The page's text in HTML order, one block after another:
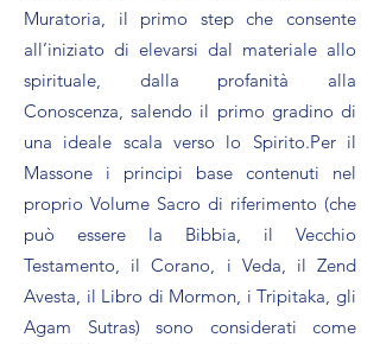
Muratoria, il primo step che consente
all’iniziato di elevarsi dal materiale allo
spirituale, dalla profanità alla
Conoscenza, salendo il primo gradino di
una ideale scala verso lo Spirito.Per il
Massone i principi base contenuti nel
proprio Volume Sacro di riferimento (che
può essere la Bibbia, il Vecchio
Testamento, il Corano, i Veda, il Zend
Avesta, il Libro di Mormon, i Tripitaka, gli
Agam Sutras) sono considerati come